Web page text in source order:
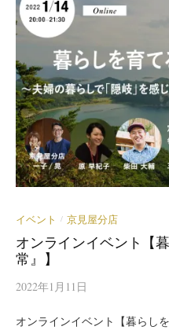
イベント / 京見屋分店
オンラインイベント【
常』】
2022年1月11日
オンラインイベント【暮らし